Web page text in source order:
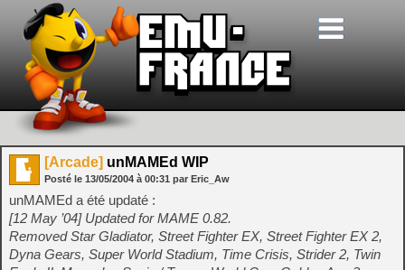
[Arcade] unMAMEd WIP
Posté le 13/05/2004 à 00:31 par Eric_Aw
unMAMEd a été updaté :
[12 May ’04] Updated for MAME 0.82.
Removed Star Gladiator, Street Fighter EX, Street Fighter EX 2,
Dyna Gears, Super World Stadium, Time Crisis, Strider 2, Twin